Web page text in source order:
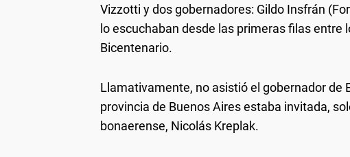
Vizzotti y dos gobernadores: Gildo Insfrán
lo escuchaban desde las primeras filas entre
Bicentenario.
Llamativamente, no asistió el gobernador de
provincia de Buenos Aires estaba invitada,
bonaerense, Nicolás Kreplak.